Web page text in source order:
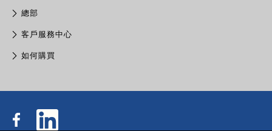
總部
客戶服務中心
如何購買